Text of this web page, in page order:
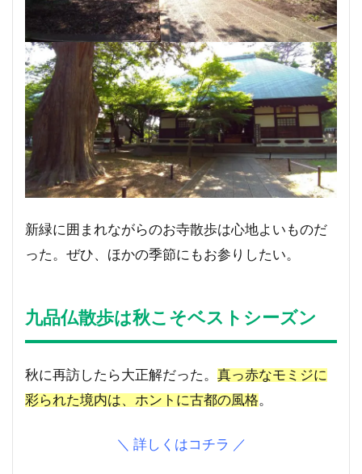
新緑に囲まれながらのお寺散歩は心地よいものだ
った。ぜひ、ほかの季節にもお参りしたい。
九品仏散歩は秋こそベストシーズン
秋に再訪したら大正解だった。 真っ赤なモミジに
彩られた境内は、ホントに古都の風格。
＼ 詳しくはコチラ ／